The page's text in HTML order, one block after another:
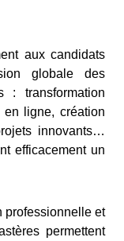
aux candidats
globale des
: transformation
en ligne, création
innovants…
efficacement un
professionnelle et
permettent